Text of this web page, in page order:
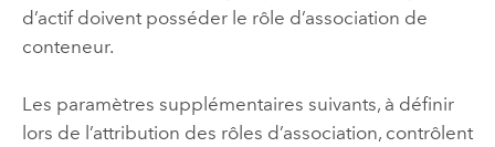
d’actif doivent posséder le rôle d’association de
conteneur.
Les paramètres supplémentaires suivants, à définir
lors de l’attribution des rôles d’association, contrôlent